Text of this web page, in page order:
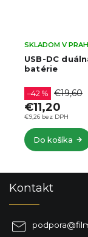
USB-DC
batérie
SKLADOM V
€9,26 bez DPH
–42 % €19,60
€11,20
Do košíka
Kontakt
podpora@